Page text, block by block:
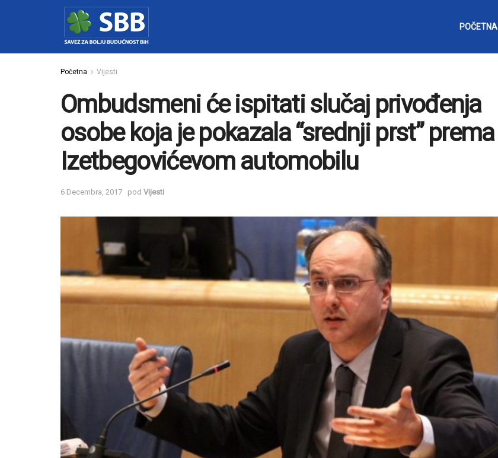
POČETNA
Početna Vijesti
Ombudsmeni će ispitati slučaj privođenja
osobe koja je pokazala “srednji prst” prema
Izetbegovićevom automobilu
6 Decembra, 2017 pod Vijesti